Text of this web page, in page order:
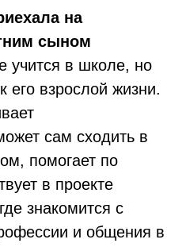
на
сыном
учится в школе, но
его взрослой жизни.
сам сходить в
помогает по
в проекте
знакомится с
и общения в